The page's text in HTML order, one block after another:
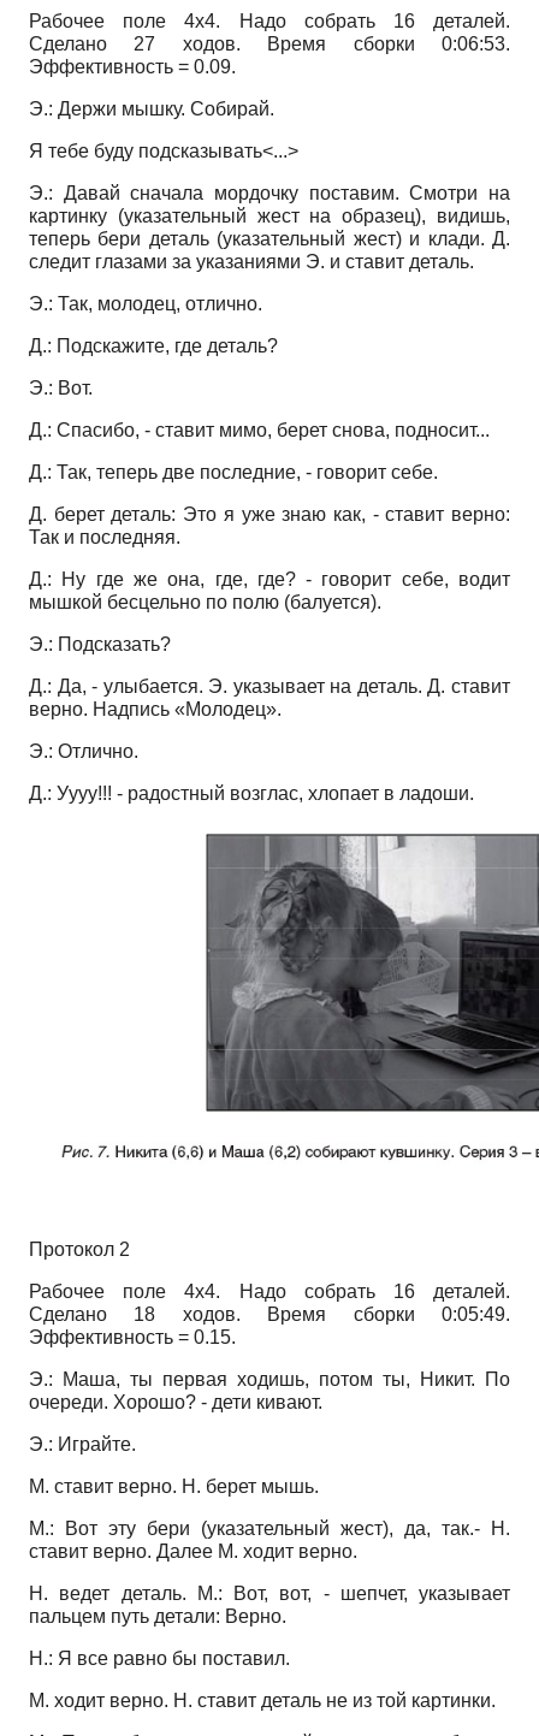
Рабочее поле 4х4. Надо собрать 16 деталей.
Сделано 27 ходов. Время сборки 0:06:53.
Эффективность = 0.09.
Э.: Держи мышку. Собирай.
Я тебе буду подсказывать<...>
Э.: Давай сначала мордочку поставим. Смотри на
картинку (указательный жест на образец), видишь,
теперь бери деталь (указательный жест) и клади. Д.
следит глазами за указаниями Э. и ставит деталь.
Э.: Так, молодец, отлично.
Д.: Подскажите, где деталь?
Э.: Вот.
Д.: Спасибо, - ставит мимо, берет снова, подносит...
Д.: Так, теперь две последние, - говорит себе.
Д. берет деталь: Это я уже знаю как, - ставит верно:
Так и последняя.
Д.: Ну где же она, где, где? - говорит себе, водит
мышкой бесцельно по полю (балуется).
Э.: Подсказать?
Д.: Да, - улыбается. Э. указывает на деталь. Д. ставит
верно. Надпись «Молодец».
Э.: Отлично.
Д.: Уууу!!! - радостный возглас, хлопает в ладоши.
Протокол 2
Рабочее поле 4х4. Надо собрать 16 деталей.
Сделано 18 ходов. Время сборки 0:05:49.
Эффективность = 0.15.
Э.: Маша, ты первая ходишь, потом ты, Никит. По
очереди. Хорошо? - дети кивают.
Э.: Играйте.
М. ставит верно. Н. берет мышь.
М.: Вот эту бери (указательный жест), да, так.- Н.
ставит верно. Далее М. ходит верно.
Н. ведет деталь. М.: Вот, вот, - шепчет, указывает
пальцем путь детали: Верно.
Н.: Я все равно бы поставил.
М. ходит верно. Н. ставит деталь не из той картинки.